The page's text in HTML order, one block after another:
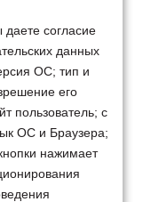
согласие
данных
ОС; тип и
его
пользователь; с
ОС и Браузера;
нажимает